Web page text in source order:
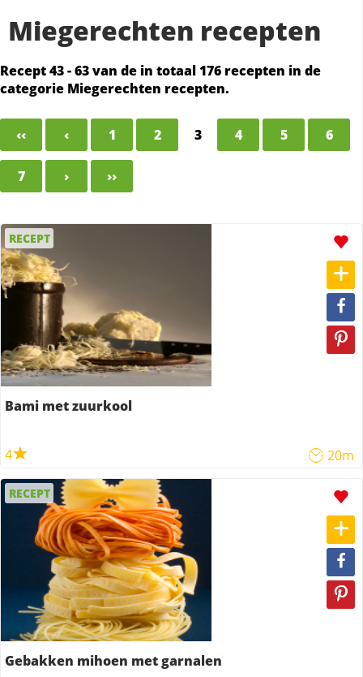
Miegerechten recepten
Recept 43 - 63 van de in totaal 176 recepten in de
categorie Miegerechten recepten.
‹‹ ‹ 1 2 3 4 5 6
7 › ››
RECEPT
Bami met zuurkool
4 20m
RECEPT
Gebakken mihoen met garnalen